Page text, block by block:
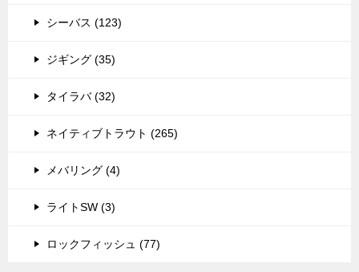
シーバス (123)
ジギング (35)
タイラバ (32)
ネイティブトラウト (265)
メバリング (4)
ライトSW (3)
ロックフィッシュ (77)